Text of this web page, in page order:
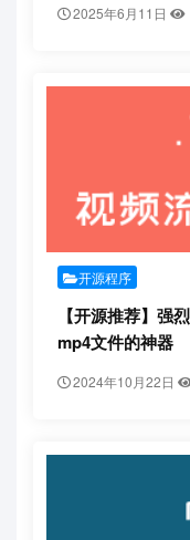
2025年6月11日
开源程序
【开源推荐】强
mp4文件的神器
2024年10月22日